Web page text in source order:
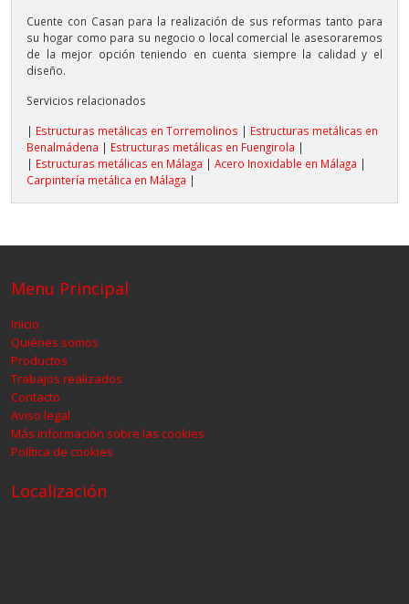
Cuente con Casan para la realización de sus reformas tanto para
su hogar como para su negocio o local comercial le asesoraremos
de la mejor opción teniendo en cuenta siempre la calidad y el
diseño.
Servicios relacionados
| Estructuras metálicas en Torremolinos | Estructuras metálicas en
Benalmádena | Estructuras metálicas en Fuengirola |
| Estructuras metálicas en Málaga |Acero Inoxidable en Málaga |
Carpintería metálica en Málaga |
Menu Principal
Inicio
Quiénes somos
Productos
Trabajos realizados
Contacto
Aviso legal
Más información sobre las cookies
Política de cookies
Localización